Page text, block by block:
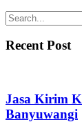
Recent Post
Jasa Kirim
Banyuwangi